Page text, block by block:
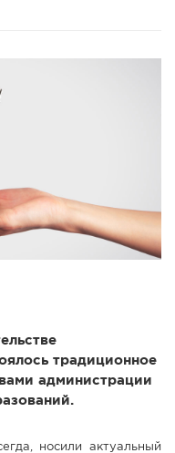
традиционное
администрации
носили актуальный